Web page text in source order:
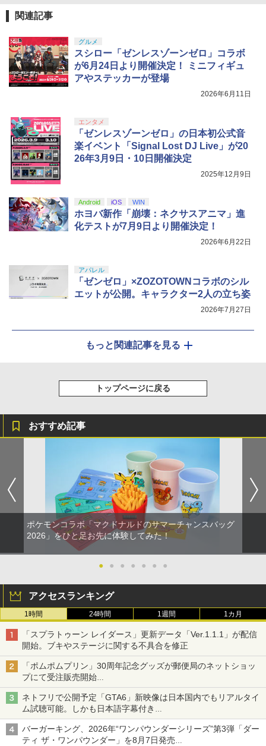
関連記事
グルメ
スシロー「ゼンレスゾーンゼロ」コラボ
が6月24日より開催決定！ ミニフィギュ
アやステッカーが登場
2026年6月11日
エンタメ
「ゼンレスゾーンゼロ」の日本初公式音
楽イベント「Signal Lost DJ Live」が20
26年3月9日・10日開催決定
2025年12月9日
Android iOS WIN
ホヨバ新作「崩壊：ネクサスアニマ」進
化テストが7月9日より開催決定！
2026年6月22日
アパレル
「ゼンゼロ」×ZOZOTOWNコラボのシル
エットが公開。キャラクター2人の立ち姿
2026年7月27日
もっと関連記事を見る
トップページに戻る
おすすめ記事
ポケモンコラボ「マクドナルドのサマーチャンスバッグ
2026」をひと足お先に体験してみた！
● ● ● ● ● ● ●
アクセスランキング
1時間 24時間 1週間 1カ月
「スプラトゥーン レイダース」更新データ「Ver.1.1.1」が配信
開始。ブキやステージに関する不具合を修正
「ポムポムプリン」30周年記念グッズが郵便局のネットショッ
プにて受注販売開始
「おもちもちもちクッション」など今年だけの限定商品が登場
ネトフリで公開予定「GTA6」新映像は日本国内でもリアルタイ
ム試聴可能。しかも日本語字幕付き
Netflixから公式回答あり
バーガーキング、2026年“ワンパウンダーシリーズ”第3弾「ダー
ティ ザ・ワンパウンダー」を8月7日発売